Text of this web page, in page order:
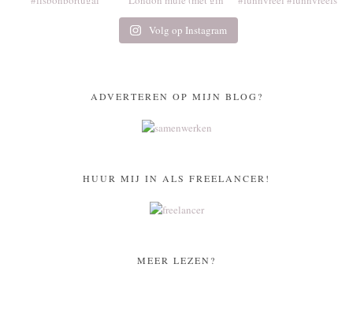
Volg op Instagram
ADVERTEREN OP MIJN BLOG?
HUUR MIJ IN ALS FREELANCER!
MEER LEZEN?